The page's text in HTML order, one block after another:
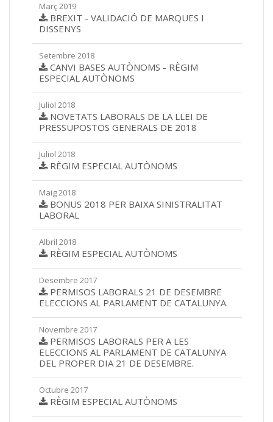
Març 2019
BREXIT - VALIDACIÓ DE MARQUES I
DISSENYS
Setembre 2018
CANVI BASES AUTÒNOMS - RÈGIM
ESPECIAL AUTÒNOMS
Juliol 2018
NOVETATS LABORALS DE LA LLEI DE
PRESSUPOSTOS GENERALS DE 2018
Juliol 2018
RÈGIM ESPECIAL AUTÒNOMS
Maig 2018
BONUS 2018 PER BAIXA SINISTRALITAT
LABORAL
Albril 2018
RÈGIM ESPECIAL AUTÒNOMS
Desembre 2017
PERMISOS LABORALS 21 DE DESEMBRE
ELECCIONS AL PARLAMENT DE CATALUNYA.
Novembre 2017
PERMISOS LABORALS PER A LES
ELECCIONS AL PARLAMENT DE CATALUNYA
DEL PROPER DIA 21 DE DESEMBRE.
Octubre 2017
RÈGIM ESPECIAL AUTÒNOMS